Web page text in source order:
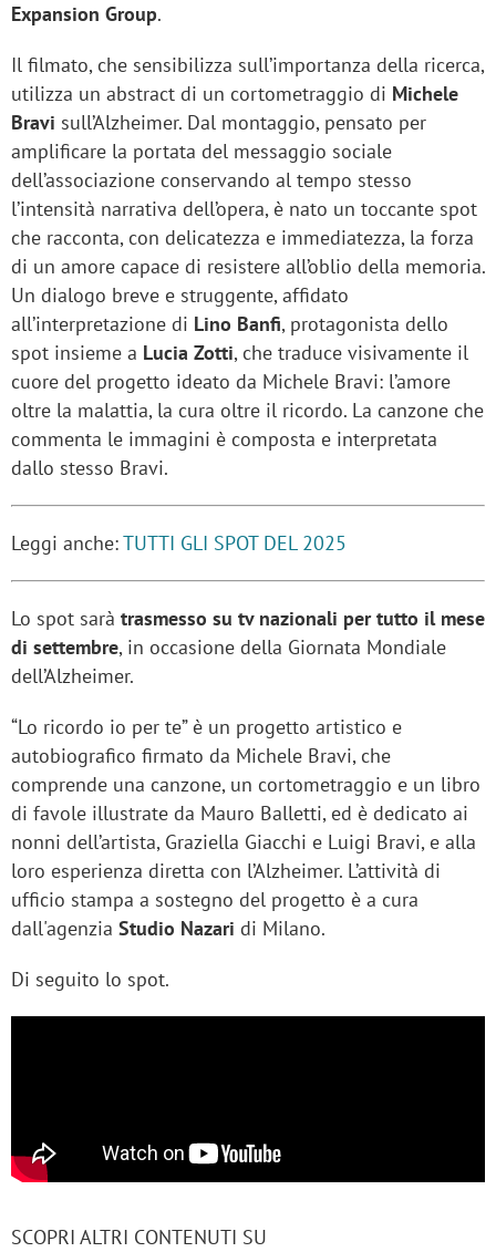
Expansion Group.
Il filmato, che sensibilizza sull’importanza della ricerca,
utilizza un abstract di un cortometraggio di Michele
Bravi sull’Alzheimer. Dal montaggio, pensato per
amplificare la portata del messaggio sociale
dell’associazione conservando al tempo stesso
l’intensità narrativa dell’opera, è nato un toccante spot
che racconta, con delicatezza e immediatezza, la forza
di un amore capace di resistere all’oblio della memoria.
Un dialogo breve e struggente, affidato
all’interpretazione di Lino Banfi, protagonista dello
spot insieme a Lucia Zotti, che traduce visivamente il
cuore del progetto ideato da Michele Bravi: l’amore
oltre la malattia, la cura oltre il ricordo. La canzone che
commenta le immagini è composta e interpretata
dallo stesso Bravi.
Leggi anche:TUTTI GLI SPOT DEL 2025
Lo spot sarà trasmesso su tv nazionali per tutto il mese
di settembre, in occasione della Giornata Mondiale
dell’Alzheimer.
“Lo ricordo io per te” è un progetto artistico e
autobiografico firmato da Michele Bravi, che
comprende una canzone, un cortometraggio e un libro
di favole illustrate da Mauro Balletti, ed è dedicato ai
nonni dell’artista, Graziella Giacchi e Luigi Bravi, e alla
loro esperienza diretta con l’Alzheimer. L’attività di
ufficio stampa a sostegno del progetto è a cura
dall'agenzia Studio Nazari di Milano.
Di seguito lo spot.
SCOPRI ALTRI CONTENUTI SU